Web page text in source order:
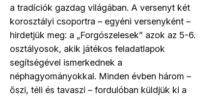
a tradíciók gazdag világában. A versenyt két
korosztályi csoportra – egyéni versenyként –
hirdetjük meg: a „Forgószelesek” azok az 5-6.
osztályosok, akik játékos feladatlapok
segítségével ismerkednek a
néphagyományokkal. Minden évben három –
őszi, téli és tavaszi – fordulóban küldjük ki a